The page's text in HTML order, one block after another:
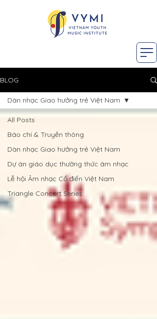
BLOG
All Posts
Báo chí & Truyền thông
Dàn nhạc Giao hưởng trẻ Việt Nam
Dự án giáo dục thường thức âm nhạc
Lễ hội Âm nhạc Cổ điển Việt Nam
Triangle Concert Series
Dàn nhạc Giao hưởng trẻ Việt Nam